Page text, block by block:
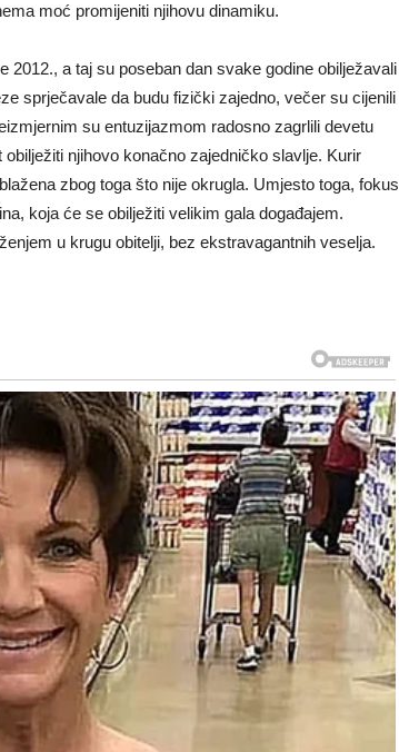
moć promijeniti njihovu dinamiku.
2012., a taj su poseban dan svake godine obilježavali
sprječavale da budu fizički zajedno, večer su cijenili
su entuzijazmom radosno zagrlili devetu
njihovo konačno zajedničko slavlje. Kurir
zbog toga što nije okrugla. Umjesto toga, fokus
koja će se obilježiti velikim gala događajem.
u krugu obitelji, bez ekstravagantnih veselja.